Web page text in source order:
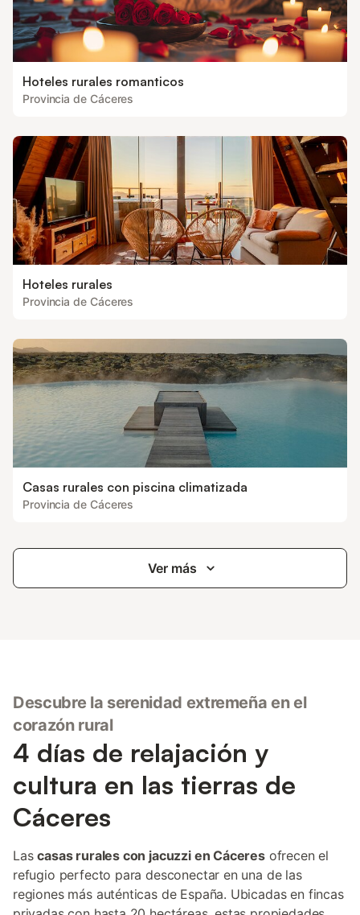
Hoteles rurales romanticos
Provincia de Cáceres
Hoteles rurales
Provincia de Cáceres
Casas rurales con piscina climatizada
Provincia de Cáceres
Ver más
Descubre la serenidad extremeña en el
corazón rural
4 días de relajación y
cultura en las tierras de
Cáceres
Lascasas rurales con jacuzzi en Cáceresofrecen el
refugio perfecto para desconectar en una de las
regiones más auténticas de España. Ubicadas en fincas